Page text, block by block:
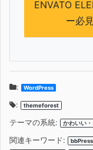
ENVATO
ー必
: WordPress
: themeforest
テーマの系統: かわいい
関連キーワード: